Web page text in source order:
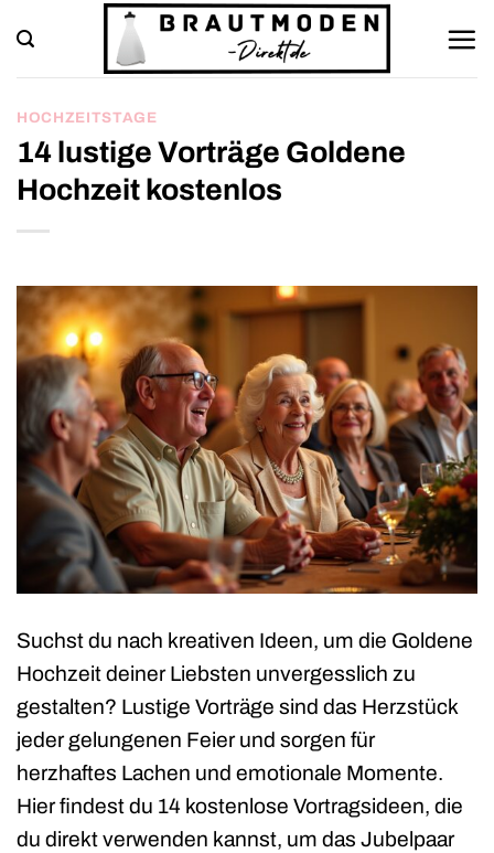
Inhalt
springen
HOCHZEITSTAGE
14 lustige Vorträge Goldene
Hochzeit kostenlos
Suchst du nach kreativen Ideen, um die Goldene
Hochzeit deiner Liebsten unvergesslich zu
gestalten? Lustige Vorträge sind das Herzstück
jeder gelungenen Feier und sorgen für
herzhaftes Lachen und emotionale Momente.
Hier findest du 14 kostenlose Vortragsideen, die
du direkt verwenden kannst, um das Jubelpaar